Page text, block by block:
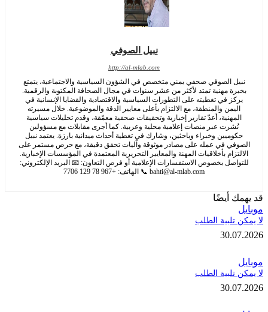
نبيل الصوفي
http://al-mlab.com
الصوفي صحفي يمني متخصص في الشؤون السياسية والاجتماعية، يتمتع
مهنية تمتد لأكثر من عشر سنوات في مجال الصحافة المكتوبة والرقمية.
في تغطيته على التطورات السياسية والاقتصادية والقضايا الإنسانية في
والمنطقة، مع الالتزام بأعلى معايير الدقة والموضوعية. خلال مسيرته
أعدّ تقارير إخبارية وتحقيقات صحفية معمّقة، وقدم تحليلات سياسية
عبر منصات إعلامية محلية وعربية. كما أجرى مقابلات مع مسؤولين
وخبراء وباحثين، وشارك في تغطية أحداث ميدانية بارزة. يعتمد نبيل
في عمله على مصادر موثوقة وآليات تحقق دقيقة، مع حرص مستمر على
بأخلاقيات المهنة والمعايير التحريرية المعتمدة في المؤسسات الإخبارية.
بخصوص الاستفسارات الإعلامية أو فرص التعاون: 📧 البريد الإلكتروني:
bahti@al-mlab.com📞 الهاتف: +967 78 129 7706
أيضًا
الطلب
الطلب